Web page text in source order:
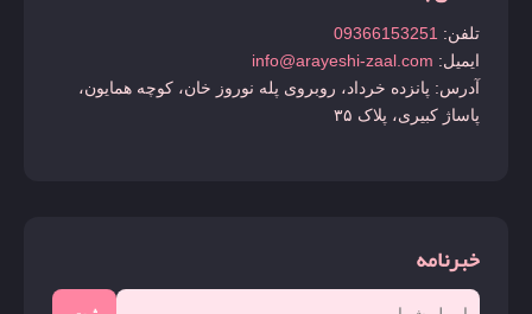
تلفن: 09366153251
ایمیل: info@arayeshi-zaal.com
آدرس: پانزده خرداد، روبروی پله نوروز خان، کوچه همایون،
پاساژ کبیری، پلاک ۳۵
خبرنامه